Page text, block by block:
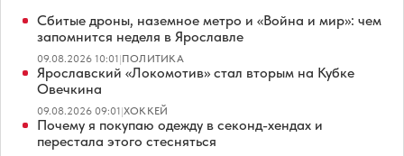
Сбитые дроны, наземное метро и «Война и мир»: чем
запомнится неделя в Ярославле
09.08.2026 10:01|ПОЛИТИКА
Ярославский «Локомотив» стал вторым на Кубке
Овечкина
09.08.2026 09:01|ХОККЕЙ
Почему я покупаю одежду в секонд-хендах и
перестала этого стесняться